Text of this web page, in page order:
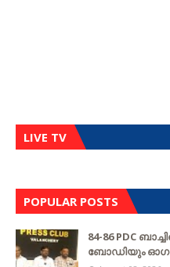
LIVE TV
POPULAR POSTS
84-86 PDC
ബോഡിയും